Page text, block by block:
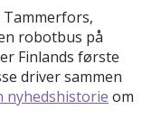
robotbus på
Finlands første
driver sammen
nyhedshistorie om